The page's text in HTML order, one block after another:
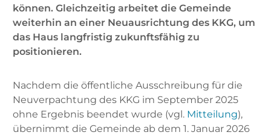
können. Gleichzeitig arbeitet die Gemeinde
weiterhin an einer Neuausrichtung des KKG, um
das Haus langfristig zukunftsfähig zu
positionieren.
Nachdem die öffentliche Ausschreibung für die
Neuverpachtung des KKG im September 2025
ohne Ergebnis beendet wurde (vgl. Mitteilung),
übernimmt die Gemeinde ab dem 1. Januar 2026